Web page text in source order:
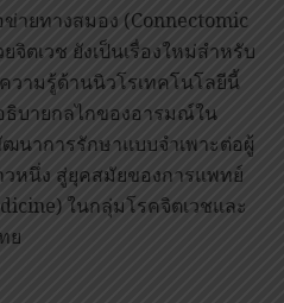
ายทางสมอง (Connectomic
ตเวช ยังเป็นเรื่องใหม่สำหรับ
วามรู้ด้านนิวโรเทคโนโลยีนี้
บายกลไกของอารมณ์ใน
นาการรักษาแบบจำเพาะต่อผู้
หนึ่ง สู่ยุคสมัยของการแพทย์
ในกลุ่มโรคจิตเวชและ
ย